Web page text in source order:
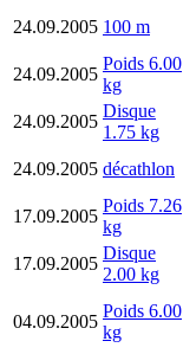
24.09.2005 100 m
24.09.2005
Poids 6.00
kg
24.09.2005
Disque
1.75 kg
24.09.2005 décathlon
17.09.2005
Poids 7.26
kg
17.09.2005
Disque
2.00 kg
04.09.2005
Poids 6.00
kg